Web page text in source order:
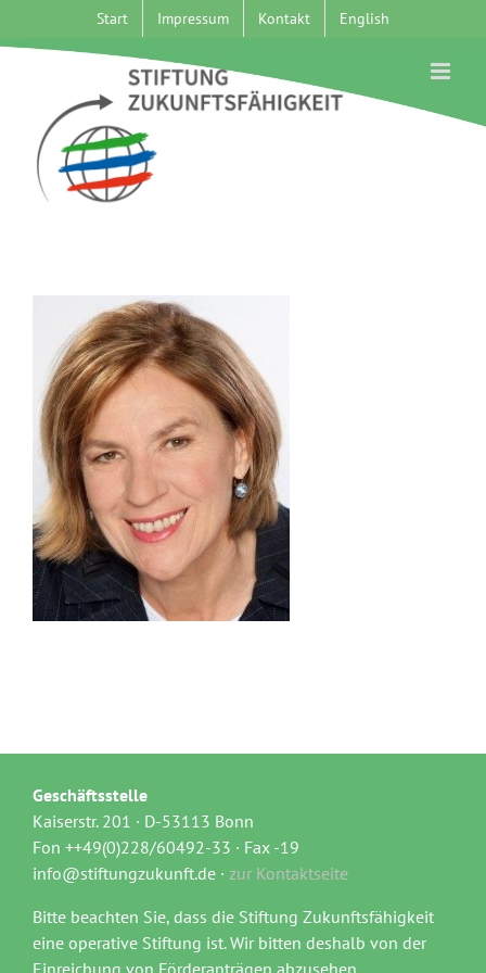
Start Impressum Kontakt English
Geschäftsstelle
Kaiserstr. 201 · D-53113 Bonn
Fon ++49(0)228/60492-33 · Fax -19
info@stiftungzukunft.de · zur Kontaktseite
Bitte beachten Sie, dass die Stiftung Zukunftsfähigkeit
eine operative Stiftung ist. Wir bitten deshalb von der
Einreichung von Förderanträgen abzusehen.